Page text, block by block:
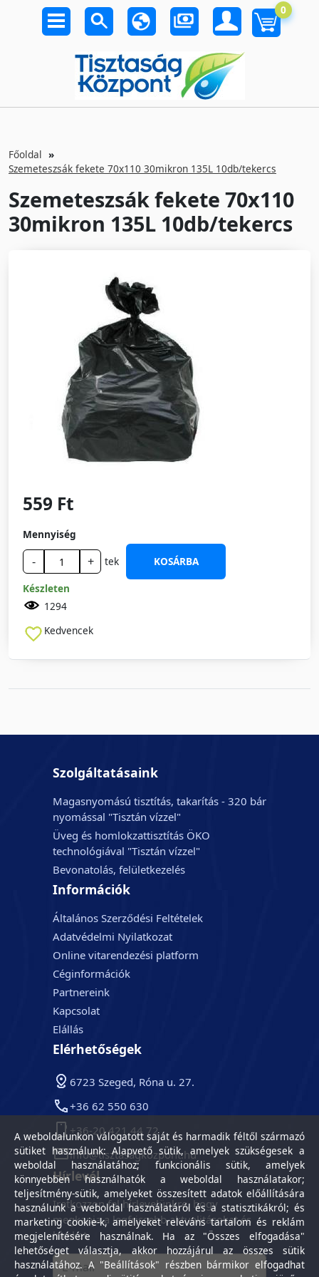
0
Főoldal
Szemeteszsák fekete 70x110 30mikron 135L 10db/tekercs
Szemeteszsák fekete 70x110
30mikron 135L 10db/tekercs
559 Ft
Mennyiség
- + tek
KOSÁRBA
Készleten
1294
Kedvencek
Szolgáltatásaink
Magasnyomású tisztítás, takarítás - 320 bár
nyomással "Tisztán vízzel"
Üveg és homlokzattisztítás ÖKO
technológiával "Tisztán vízzel"
Bevonatolás, felületkezelés
Információk
Általános Szerződési Feltételek
Adatvédelmi Nyilatkozat
Online vitarendezési platform
Céginformációk
Partnereink
Kapcsolat
Elállás
Elérhetőségek
6723 Szeged, Róna u. 27.
+36 62 550 630
+36-20 421 44 72
info@tisztasagkozpont.hu
Hírlevél
Iratkozzon fel hírlevelünkre, hogy
megkapja a legfrissebb aktualitásokat és
híreket.
A weboldalunkon válogatott saját és harmadik féltől származó
sütiket használunk: Alapvető sütik, amelyek szükségesek a
weboldal használatához; funkcionális sütik, amelyek
könnyebben használhatók a weboldal használatakor;
teljesítmény-sütik, amelyeket összesített adatok előállítására
használunk a weboldal használatáról és a statisztikákról; és
marketing cookie-k, amelyeket releváns tartalom és reklám
megjelenítésére használnak. Ha az "Összes elfogadása"
lehetőséget választja, akkor hozzájárul az összes sütik
használatához. A "Beállítások" részben bármikor elfogadhat